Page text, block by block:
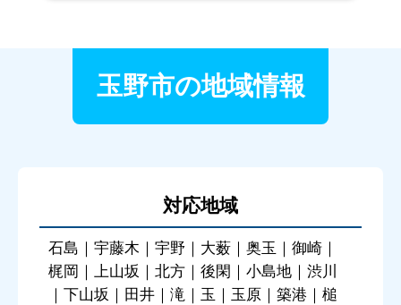
玉野市の地域情報
対応地域
石島｜宇藤木｜宇野｜大薮｜奥玉｜御崎｜
梶岡｜上山坂｜北方｜後閑｜小島地｜渋川
｜下山坂｜田井｜滝｜玉｜玉原｜築港｜槌